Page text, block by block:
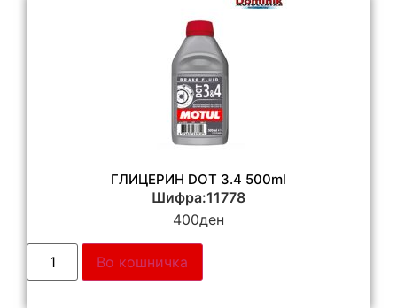
ГЛИЦЕРИН DOT 3.4 500ml
Шифра:11778
400ден
Во кошничка